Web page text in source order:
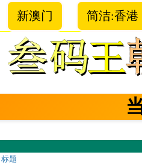
新澳门 简洁:香港
标题